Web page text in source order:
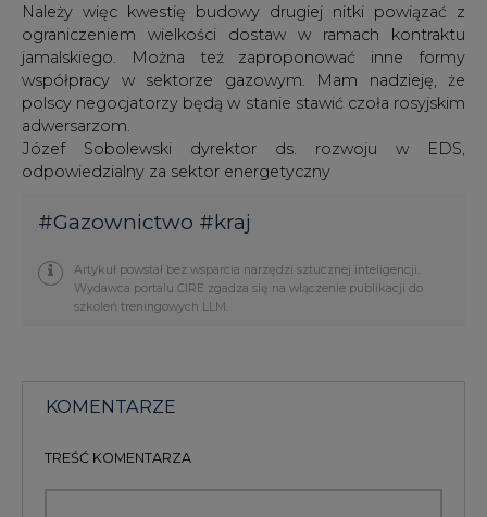
Należy więc kwestię budowy drugiej nitki powiązać z
ograniczeniem wielkości dostaw w ramach kontraktu
jamalskiego. Można też zaproponować inne formy
współpracy w sektorze gazowym. Mam nadzieję, że
polscy negocjatorzy będą w stanie stawić czoła rosyjskim
adwersarzom.
Józef Sobolewski dyrektor ds. rozwoju w EDS,
odpowiedzialny za sektor energetyczny
#Gazownictwo #kraj
Artykuł powstał bez wsparcia narzędzi sztucznej inteligencji.
Wydawca portalu CIRE zgadza się na włączenie publikacji do
szkoleń treningowych LLM.
KOMENTARZE
TREŚĆ KOMENTARZA